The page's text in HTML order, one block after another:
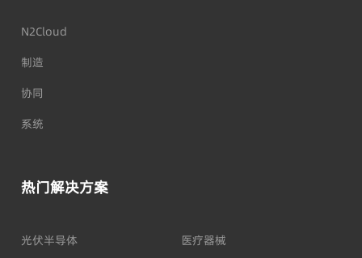
N2Cloud
制造
协同
系统
热门解决方案
光伏半导体 医疗器械